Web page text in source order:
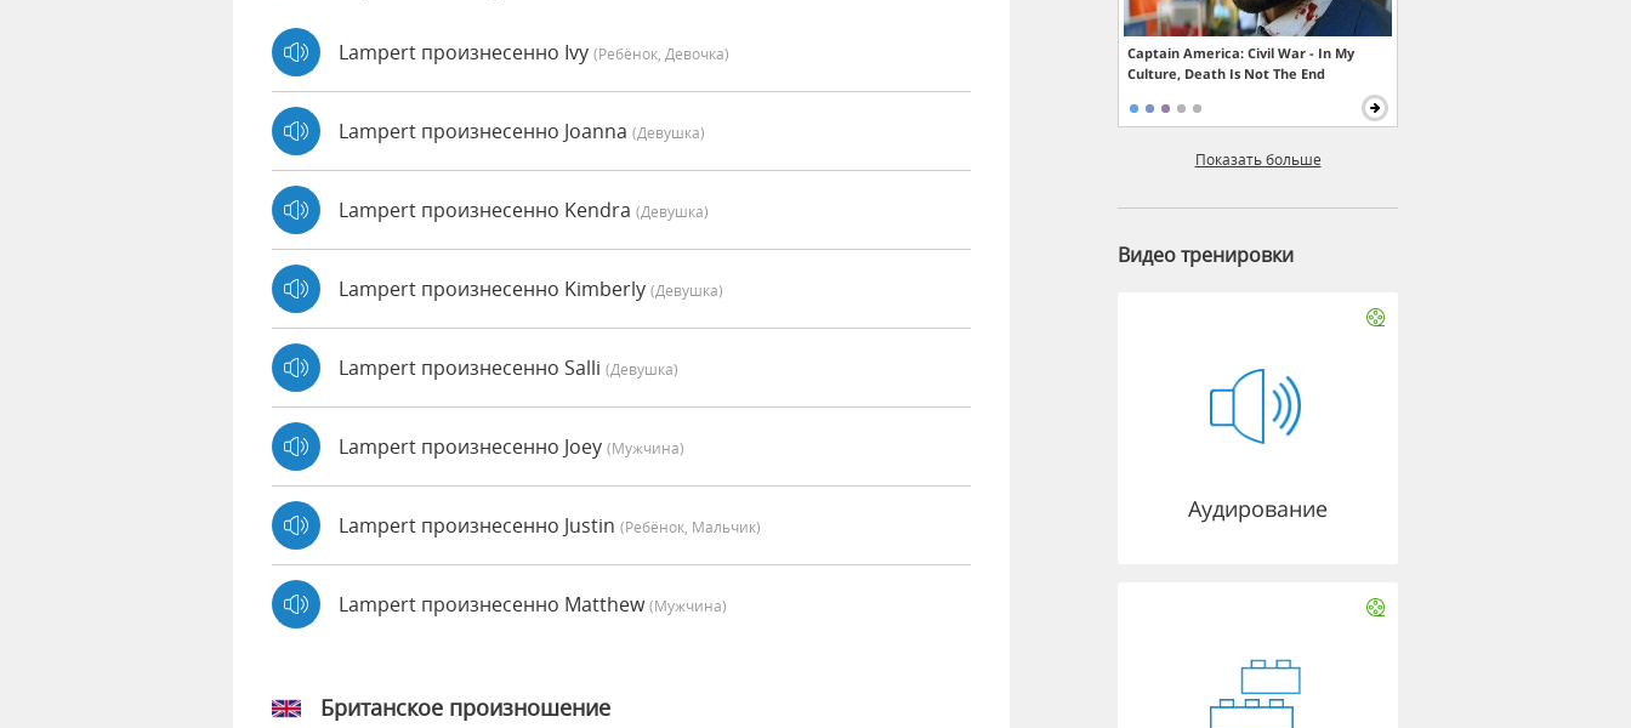
Lampert произнесенно Ivy (Ребёнок, Девочка)
Lampert произнесенно Joanna (девушка)
Lampert произнесенно Kendra (девушка)
Lampert произнесенно Kimberly (девушка)
Lampert произнесенно Salli (девушка)
Lampert произнесенно Joey (мужчина)
Lampert произнесенно Justin (Ребёнок, Мальчик)
Lampert произнесенно Matthew(мужчина)
Британское произношение
Captain America: Civil War - In My
Culture, Death Is Not The End
Показать больше
Видео тренировки
Аудирование